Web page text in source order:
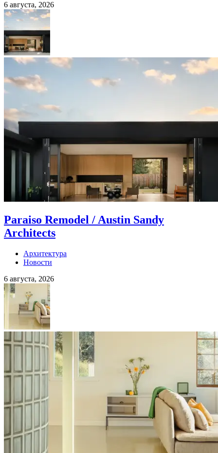
6 августа, 2026
Paraiso Remodel / Austin Sandy
Architects
Архитектура
Новости
6 августа, 2026